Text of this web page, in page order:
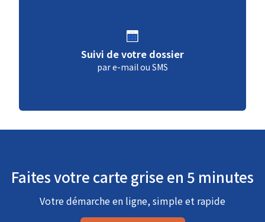
Suivi de votre dossier
par e-mail ou SMS
Faites votre carte grise en 5 minutes
Votre démarche en ligne, simple et rapide